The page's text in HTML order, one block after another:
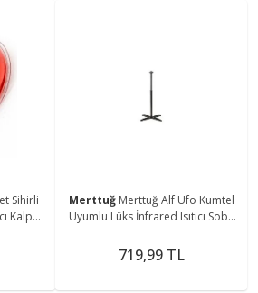
Sihirli
Kalp
Merttuğ Merttuğ Alf Ufo Kumtel
Uyumlu Lüks İnfrared Isıtıcı Soba
719,99 TL